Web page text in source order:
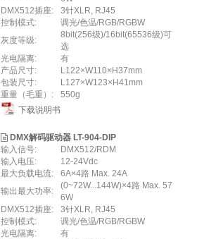
DMX512插座:
3针XLR, RJ45
控制模式:
调光/色温/RGB/RGBW
灰度等级:
8bit(256级)/16bit(65536级)可
选
光电隔离:
有
产品尺寸:
L122×W110×H37mm
包装尺寸:
L127×W123×H41mm
重量（毛重）:
550g
下载说明书
DMX解码驱动器 LT-904-DIP
输入信号:
DMX512/RDM
输入电压:
12-24Vdc
最大负载电流:
6A×4路 Max. 24A
输出最大功率:
(0~72W...144W)×4路 Max. 57
6W
DMX512插座:
3针XLR, RJ45
控制模式:
调光/色温/RGB/RGBW
光电隔离:
有